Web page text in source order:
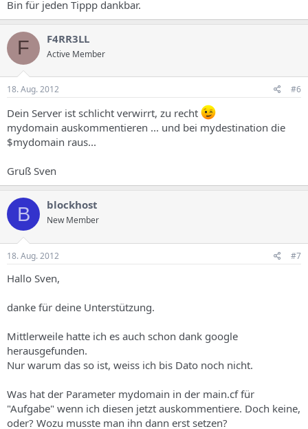
Bin für jeden Tippp dankbar.
F F4RR3LL
Active Member
18. Aug. 2012 #6
Dein Server ist schlicht verwirrt, zu recht
mydomain auskommentieren ... und bei mydestination die
$mydomain raus...
Gruß Sven
B blockhost
New Member
18. Aug. 2012 #7
Hallo Sven,
danke für deine Unterstützung.
Mittlerweile hatte ich es auch schon dank google
herausgefunden.
Nur warum das so ist, weiss ich bis Dato noch nicht.
Was hat der Parameter mydomain in der main.cf für
"Aufgabe" wenn ich diesen jetzt auskommentiere. Doch keine,
oder? Wozu musste man ihn dann erst setzen?